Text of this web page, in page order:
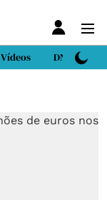
Vídeos DN Sport